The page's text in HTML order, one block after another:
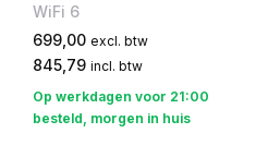
WiFi 6
699,00 excl. btw
845,79 incl. btw
Op werkdagen voor 21:00
besteld, morgen in huis